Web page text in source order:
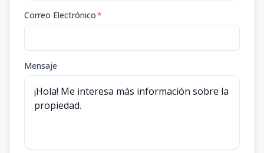
Correo Electrónico*
Mensaje